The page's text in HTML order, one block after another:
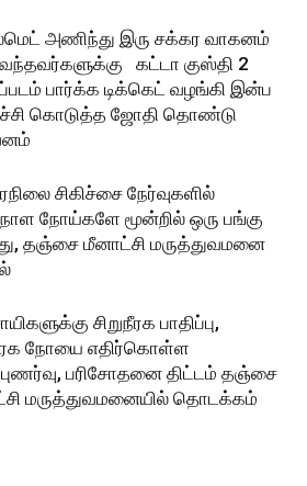
அணிந்து இரு சக்கர வாகனம்
வந்தவர்களுக்கு கட்டா குஸ்தி 2
பார்க்க டிக்கெட் வழங்கி இன்ப
கொடுத்த ஜோதி தொண்டு
சிகிச்சை நேர்வுகளில்
நோய்களே மூன்றில் ஒரு பங்கு
தஞ்சை மீனாட்சி மருத்துவமனை
சிறுநீரக பாதிப்பு,
நோயை எதிர்கொள்ள
பரிசோதனை திட்டம் தஞ்சை
மருத்துவமனையில் தொடக்கம்